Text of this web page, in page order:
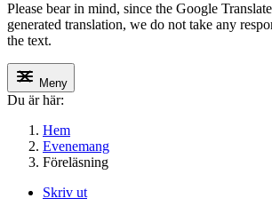
Please bear in mind, since the Google
generated translation, we do not take any
the text.
Meny
Du är här:
Hem
Evenemang
Föreläsning
Skriv ut